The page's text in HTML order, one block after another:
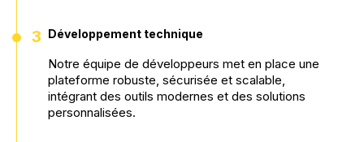
• 3 Développement technique
Notre équipe de développeurs met en place une
plateforme robuste, sécurisée et scalable,
intégrant des outils modernes et des solutions
personnalisées.